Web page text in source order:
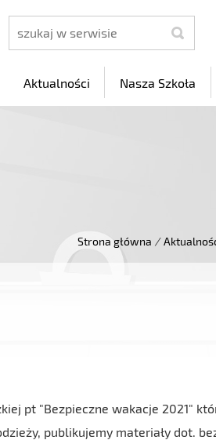
szukaj
Aktualności Nasza Szkoła
Strona główna /
pt "Bezpieczne wakacje 2021"
publikujemy materiały dot.